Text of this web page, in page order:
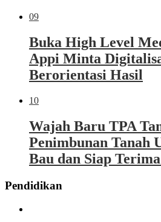
09
Buka High Level
Appi Minta
Berorientasi Hasil
10
Wajah Baru TPA
Penimbunan Tanah
Bau dan Siap
Pendidikan